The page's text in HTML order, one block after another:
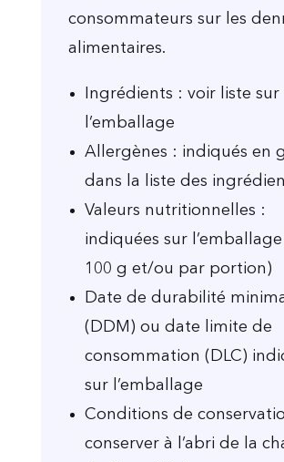
consommateurs sur les
alimentaires.
Ingrédients : voir liste sur
l’emballage
Allergènes : indiqués en
dans la liste des
Valeurs nutritionnelles :
indiquées sur
100 g et/ou par portion)
Date de durabilité
(DDM) ou date limite de
consommation (DLC)
sur l’emballage
Conditions de
conserver à l’abri de la